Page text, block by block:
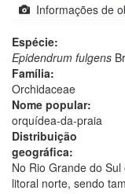
Informações de
Espécie:
Epidendrum fulgens
Família:
Orchidaceae
Nome popular:
orquídea-da-praia
Distribuição
geográfica:
No Rio Grande do
litoral norte, sendo